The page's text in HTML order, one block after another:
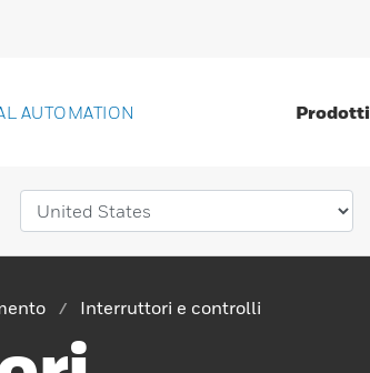
AUTOMATION Prodotti
Interruttori e controlli